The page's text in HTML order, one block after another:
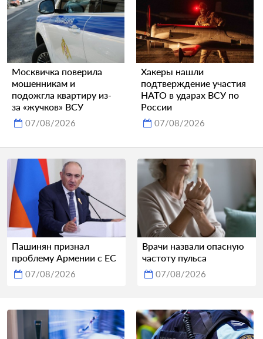
Москвичка поверила
мошенникам и
подожгла квартиру из-
за «жучков» ВСУ
07/08/2026
Хакеры нашли
подтверждение участия
НАТО в ударах ВСУ по
России
07/08/2026
Пашинян признал
проблему Армении с ЕС
07/08/2026
Врачи назвали опасную
частоту пульса
07/08/2026